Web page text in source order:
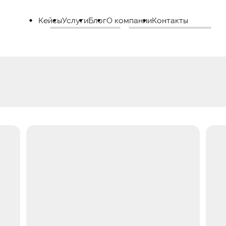
КейсыУслугиБлогО компанииКонтакты